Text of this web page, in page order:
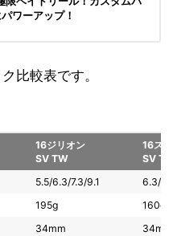
ワーアップ！
比較表です。
16ジリオン
SV TW
16ス
SV
5.5/6.3/7.3/9.1
6.3/
195g
160g
34mm
34mm